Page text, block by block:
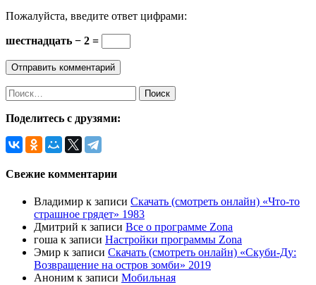
Пожалуйста, введите ответ цифрами:
шестнадцать − 2 =
Найти:
Поделитесь с друзями:
Свежие комментарии
Владимир к записи Скачать (смотреть онлайн) «Что-то
страшное грядет» 1983
Дмитрий к записи Все о программе Zona
гоша к записи Настройки программы Zona
Эмир к записи Скачать (смотреть онлайн) «Скуби-Ду:
Возвращение на остров зомби» 2019
Аноним к записи Мобильная